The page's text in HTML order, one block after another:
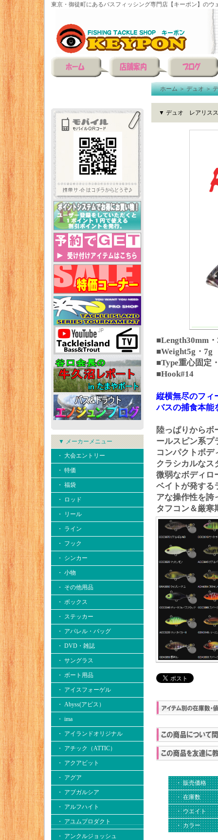
東京・御徒町にあるバスフィッシング専門店【キーポン】のウ
▼ メーカーメニュー
・ 大会エントリー
・ 特価
・ 福袋
・ ロッド
・ リール
・ ライン
・ フック
・ シンカー
・ 小物
・ その他用品
・ ボックス
・ ステッカー
・ アパレル・バッグ
・ DVD・雑誌
・ サングラス
・ ボート用品
・ アイスフォーゲル
・ Abyss(アビス）
・ ima
・ アイランドオリジナル
・ アチック（ATTIC）
・ アクアビット
・ アグア
・ アブガルシア
・ アルフハイト
・ アユムプロダクト
・ アンクルジョッシュ
ホーム＞デュオ＞
▼ デュオ レアリス
■Length30mm
■Weight5g・7g
■Type重心固定
■Hook#14
縦横無尽のフィ
バスの捕食本能
陸っぱりからボ
ールスピン系プ
コンパクトボデ
クラシカルなス
微弱なボディロ
ベイトが発する
アな操作性を誇
タフコン＆厳寒
・ 販売価格
・ 在庫数
・ ウエイト
・ カラー